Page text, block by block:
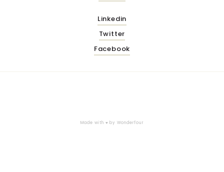
Linkedin
Twitter
Facebook
Made with ♥ by Wonderfour